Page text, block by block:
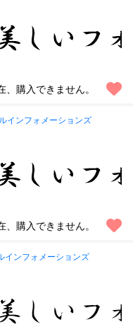
、購入できません。
インフォメーションズ
、購入できません。
インフォメーションズ